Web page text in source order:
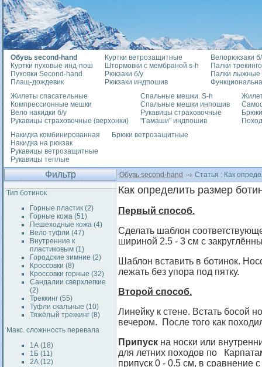
Обувь second-hand
Куртки пуховые инд-пош
Пуховки Second-hand
Плащ-дождевик
Куртки ветрозащитные
Штормовки с мембраной s-h
Рюкзаки б/у
Рюкзаки индпошив
Велорюкзаки
Палки
Палки лыжные
Жилеты спасательные
Компрессионные мешки
Вело накидки б/у
Рукавицы страховочные (верхонки)
Спальные мешки. S-h
Спальные мешки инпошив
Рукавицы страховочные
"Гамаши" индпошив
Накидка комбинированная
Накидка на рюкзак
Рукавицы ветрозащитные
Рукавицы теплые
Брюки ветрозащитные
Фильтр Обувь second-hand Статья : Как
Тип ботинок
Горные пластик (2)
Горные кожа (51)
Пешеходные кожа (4)
Вело туфли (47)
Внутренние к
пластиковым (1)
Городские зимние (2)
Кроссовки (8)
Кроссовки горные (32)
Сандалии сверхлегкие
(2)
Треккинг (55)
Туфли скальные (10)
Тяжёлый треккинг (8)
Макс. сложнность перевала
1А (18)
1Б (11)
2А (12)
Как определить размер
Первый способ.
Сделать шаблон
шириной 2.5 - 3 см с
Шаблон вставить в ботинок.
лежать без упора под пятку.
Второй способ.
Линейку к стене. Встать босой
вечером. После того как
Припуск на носки или
для летних походов по
припуск 0 - 0.5 см, в сравнение